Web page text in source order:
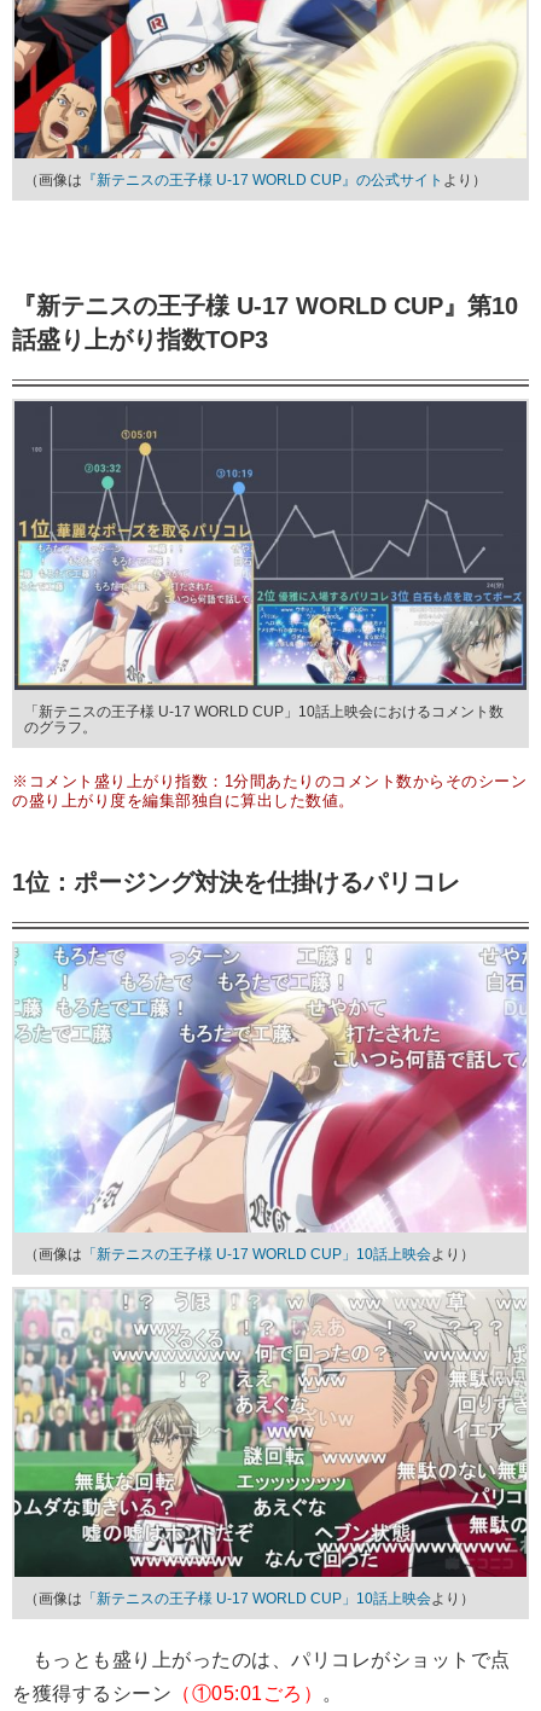
（画像は 『新テニスの王子様 U-17 WORLD CUP』の公式サイト より）
『新テニスの王子様 U-17 WORLD CUP』第10
話盛り上がり指数TOP3
「新テニスの王子様 U-17 WORLD CUP」10話上映会におけるコメント数
のグラフ。
※コメント盛り上がり指数：1分間あたりのコメント数からそのシーン
の盛り上がり度を編集部独自に算出した数値。
1位：ポージング対決を仕掛けるパリコレ
（画像は 「新テニスの王子様 U-17 WORLD CUP」10話上映会より）
（画像は 「新テニスの王子様 U-17 WORLD CUP」10話上映会より）
もっとも盛り上がったのは、パリコレがショットで点
を獲得するシーン （①05:01ごろ） 。